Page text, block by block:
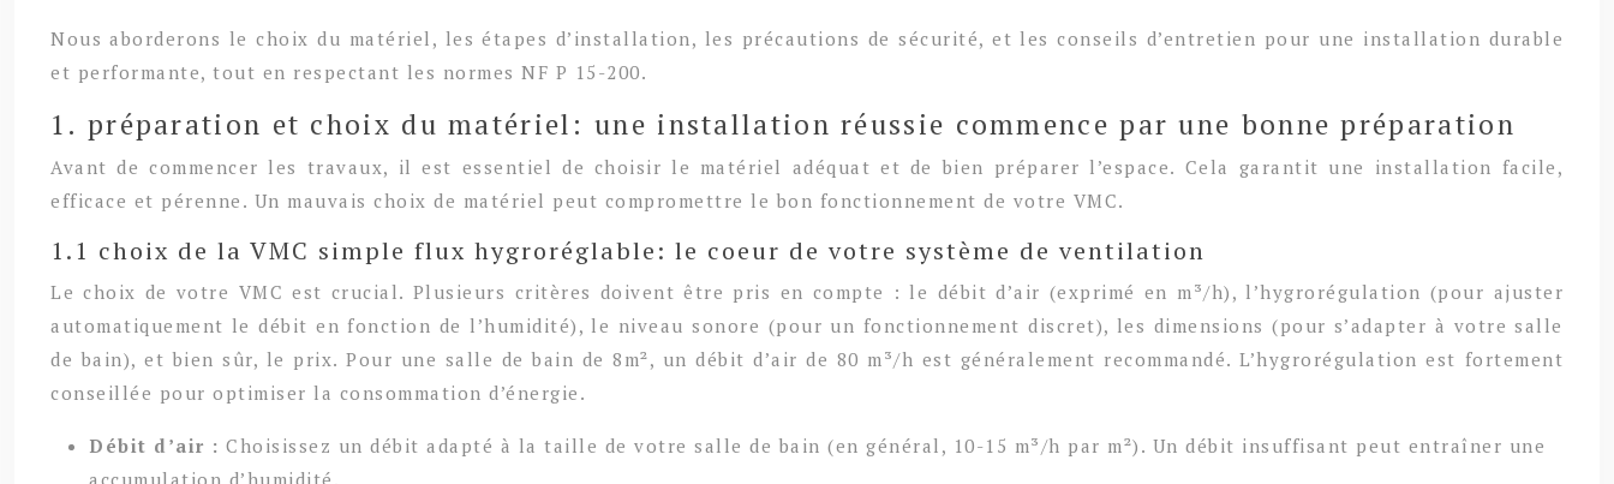
Nous aborderons le choix du matériel, les étapes d’installation, les précautions de sécurité, et les conseils d’entretien pour une installation durable
et performante, tout en respectant les normes NF P 15-200.
1. préparation et choix du matériel: une installation réussie commence par une bonne préparation
Avant de commencer les travaux, il est essentiel de choisir le matériel adéquat et de bien préparer l’espace. Cela garantit une installation facile,
efficace et pérenne. Un mauvais choix de matériel peut compromettre le bon fonctionnement de votre VMC.
1.1 choix de la VMC simple flux hygroréglable: le coeur de votre système de ventilation
Le choix de votre VMC est crucial. Plusieurs critères doivent être pris en compte : le débit d’air (exprimé en m³/h), l’hygrorégulation (pour ajuster
automatiquement le débit en fonction de l’humidité), le niveau sonore (pour un fonctionnement discret), les dimensions (pour s’adapter à votre salle
de bain), et bien sûr, le prix. Pour une salle de bain de 8m², un débit d’air de 80 m³/h est généralement recommandé. L’hygrorégulation est fortement
conseillée pour optimiser la consommation d’énergie.
Débit d’air : Choisissez un débit adapté à la taille de votre salle de bain (en général, 10-15 m³/h par m²). Un débit insuffisant peut entraîner une
accumulation d’humidité.